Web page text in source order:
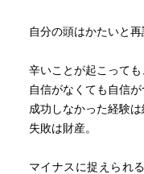
上げに着手、再びゼ
自分の頭はかたいと再
辛いことが起こっても
自信がなくても自信が
成功しなかった経験は
失敗は財産。
マイナスに捉えられ